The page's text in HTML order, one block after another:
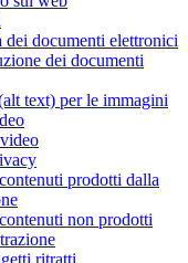
documenti elettronici
dei documenti
text) per le immagini
prodotti dalla
non prodotti
ritratti